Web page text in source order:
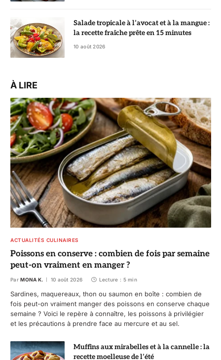
Salade tropicale à l’avocat et à la mangue :
la recette fraîche prête en 15 minutes
10 août 2026
À LIRE
ACTUALITÉS CULINAIRES
Poissons en conserve : combien de fois par semaine
peut-on vraiment en manger ?
Par MONA K. 10 août 2026 Lecture : 5 min
Sardines, maquereaux, thon ou saumon en boîte : combien de
fois peut-on vraiment manger des poissons en conserve chaque
semaine ? Voici le repère à connaître, les poissons à privilégier
et les précautions à prendre face au mercure et au sel.
Muffins aux mirabelles et à la cannelle : la
recette moelleuse de l’été